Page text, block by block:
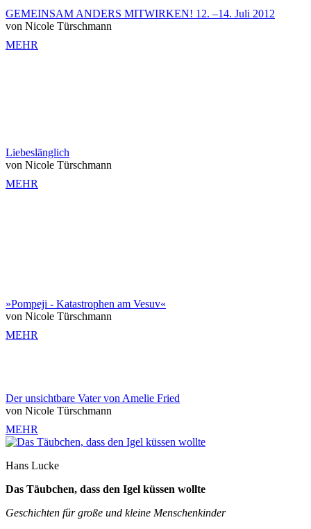
GEMEINSAM ANDERS MITWIRKEN! 12. –14. Juli 2012
von Nicole Türschmann
MEHR
Liebeslänglich
von Nicole Türschmann
MEHR
»Pompeji - Katastrophen am Vesuv«
von Nicole Türschmann
MEHR
Der unsichtbare Vater von Amelie Fried
von Nicole Türschmann
MEHR
Hans Lucke
Das Täubchen, dass den Igel küssen wollte
Geschichten für große und kleine Menschenkinder